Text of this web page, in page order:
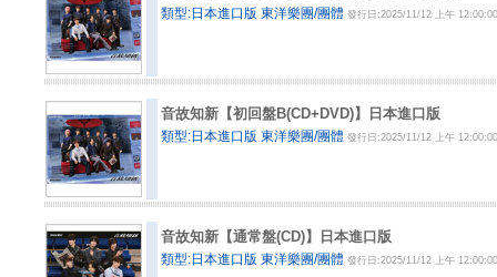
類型:日本進口版 東洋樂團/團體發行日:2025/11/12 上午
音故知新【初回盤B(CD+DVD)】日本進口版
類型:日本進口版 東洋樂團/團體發行日:2025/11/12 上午
音故知新【通常盤(CD)】日本進口版
類型:日本進口版 東洋樂團/團體發行日:2025/11/12 上午